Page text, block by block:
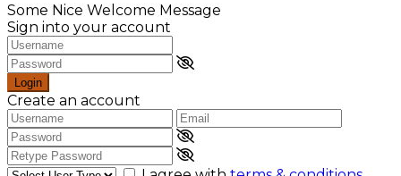
Some Nice Welcome Message
Sign into your account
Login
Create an account